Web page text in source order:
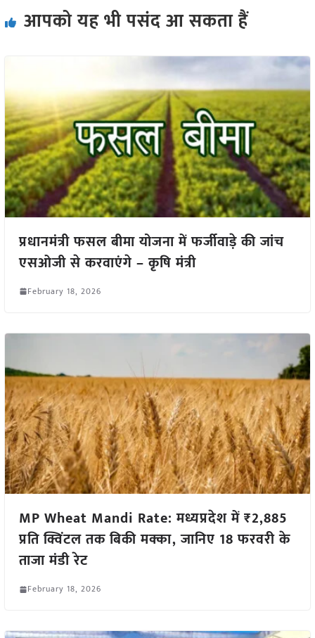
आपको यह भी पसंद आ सकता हैं
प्रधानमंत्री फसल बीमा योजना में फर्जीवाड़े की जांच
एसओजी से करवाएंगे – कृषि मंत्री
February 18, 2026
MP Wheat Mandi Rate: मध्यप्रदेश में ₹2,885
प्रति क्विंटल तक बिकी मक्का, जानिए 18 फरवरी के
ताजा मंडी रेट
February 18, 2026